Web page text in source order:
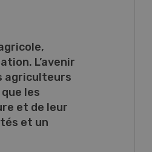
L’avenir
agriculteurs
les
et de leur
et un